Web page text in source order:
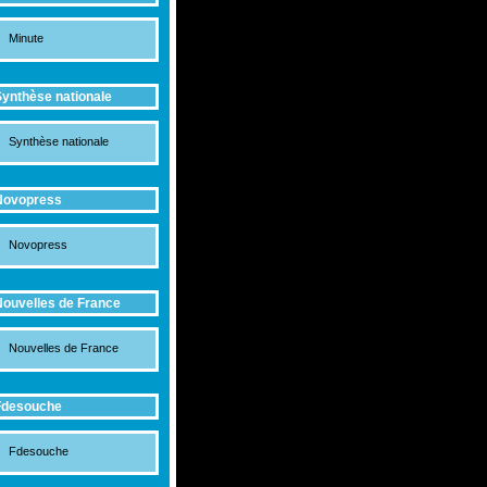
Minute
nationale
Synthèse nationale
Novopress
de France
Nouvelles de France
Fdesouche